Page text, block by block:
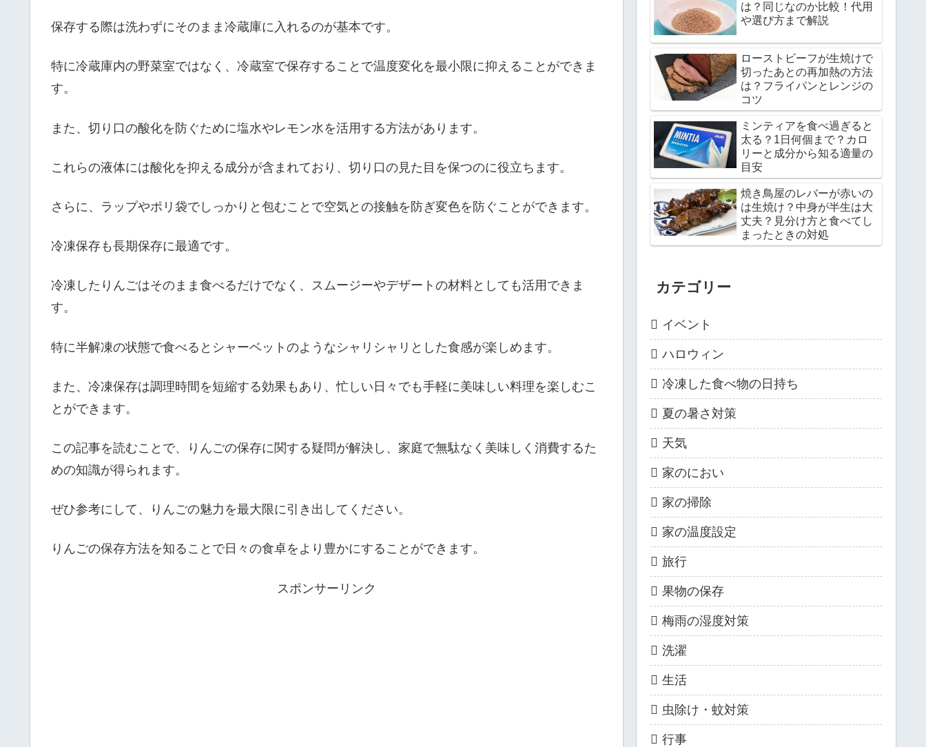
保存する際は洗わずにそのまま冷蔵庫に入れるのが基本です。
特に冷蔵庫内の野菜室ではなく、冷蔵室で保存することで温度変化を最小限に抑えることができま
す。
また、切り口の酸化を防ぐために塩水やレモン水を活用する方法があります。
これらの液体には酸化を抑える成分が含まれており、切り口の見た目を保つのに役立ちます。
さらに、ラップやポリ袋でしっかりと包むことで空気との接触を防ぎ変色を防ぐことができます。
冷凍保存も長期保存に最適です。
冷凍したりんごはそのまま食べるだけでなく、スムージーやデザートの材料としても活用できま
す。
特に半解凍の状態で食べるとシャーベットのようなシャリシャリとした食感が楽しめます。
また、冷凍保存は調理時間を短縮する効果もあり、忙しい日々でも手軽に美味しい料理を楽しむこ
とができます。
この記事を読むことで、りんごの保存に関する疑問が解決し、家庭で無駄なく美味しく消費するた
めの知識が得られます。
ぜひ参考にして、りんごの魅力を最大限に引き出してください。
りんごの保存方法を知ることで日々の食卓をより豊かにすることができます。
スポンサーリンク
は？同じなのか比較！代用
や選び方まで解説
ローストビーフが生焼けで
切ったあとの再加熱の方法
は？フライパンとレンジの
コツ
ミンティアを食べ過ぎると
太る？1日何個まで？カロ
リーと成分から知る適量の
目安
焼き鳥屋のレバーが赤いの
は生焼け？中身が半生は大
丈夫？見分け方と食べてし
まったときの対処
カテゴリー
イベント
ハロウィン
冷凍した食べ物の日持ち
夏の暑さ対策
天気
家のにおい
家の掃除
家の温度設定
旅行
果物の保存
梅雨の湿度対策
洗濯
生活
虫除け・蚊対策
行事